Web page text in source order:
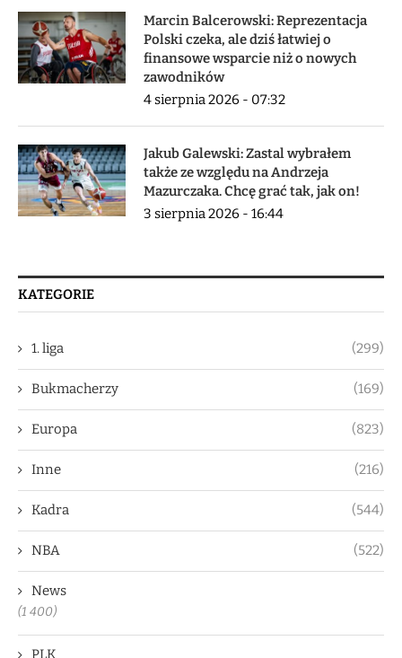
Marcin Balcerowski: Reprezentacja
Polski czeka, ale dziś łatwiej o
finansowe wsparcie niż o nowych
zawodników
4 sierpnia 2026 - 07:32
Jakub Galewski: Zastal wybrałem
także ze względu na Andrzeja
Mazurczaka. Chcę grać tak, jak on!
3 sierpnia 2026 - 16:44
KATEGORIE
1. liga (299)
Bukmacherzy (169)
Europa (823)
Inne (216)
Kadra (544)
NBA (522)
News
(1 400)